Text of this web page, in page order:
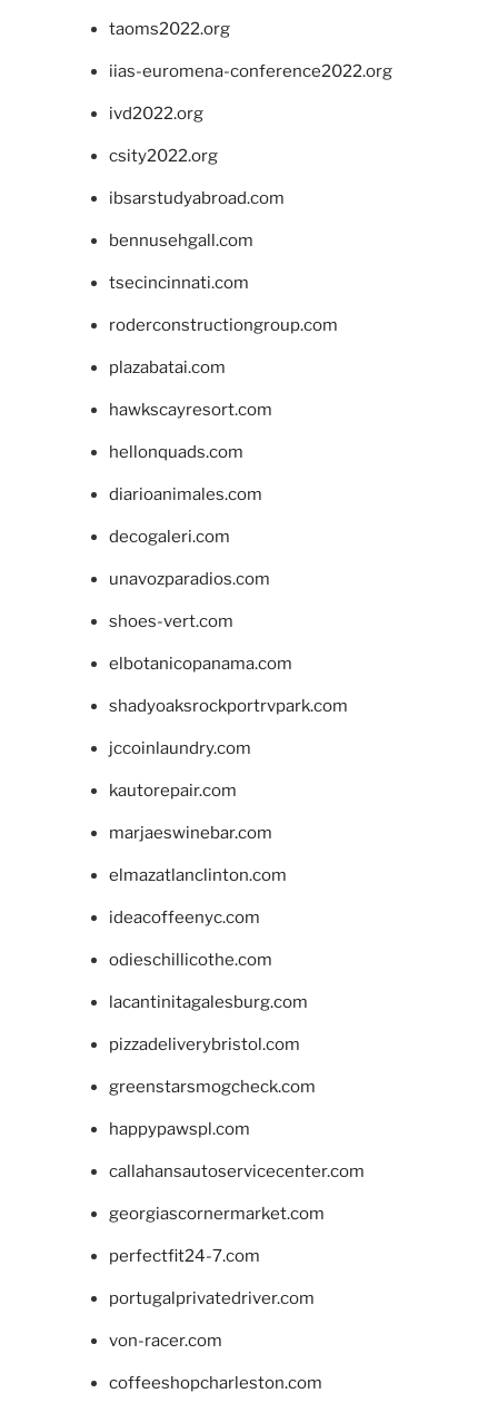
taoms2022.org
iias-euromena-conference2022.org
ivd2022.org
csity2022.org
ibsarstudyabroad.com
bennusehgall.com
tsecincinnati.com
roderconstructiongroup.com
plazabatai.com
hawkscayresort.com
hellonquads.com
diarioanimales.com
decogaleri.com
unavozparadios.com
shoes-vert.com
elbotanicopanama.com
shadyoaksrockportrvpark.com
jccoinlaundry.com
kautorepair.com
marjaeswinebar.com
elmazatlanclinton.com
ideacoffeenyc.com
odieschillicothe.com
lacantinitagalesburg.com
pizzadeliverybristol.com
greenstarsmogcheck.com
happypawspl.com
callahansautoservicecenter.com
georgiascornermarket.com
perfectfit24-7.com
portugalprivatedriver.com
von-racer.com
coffeeshopcharleston.com